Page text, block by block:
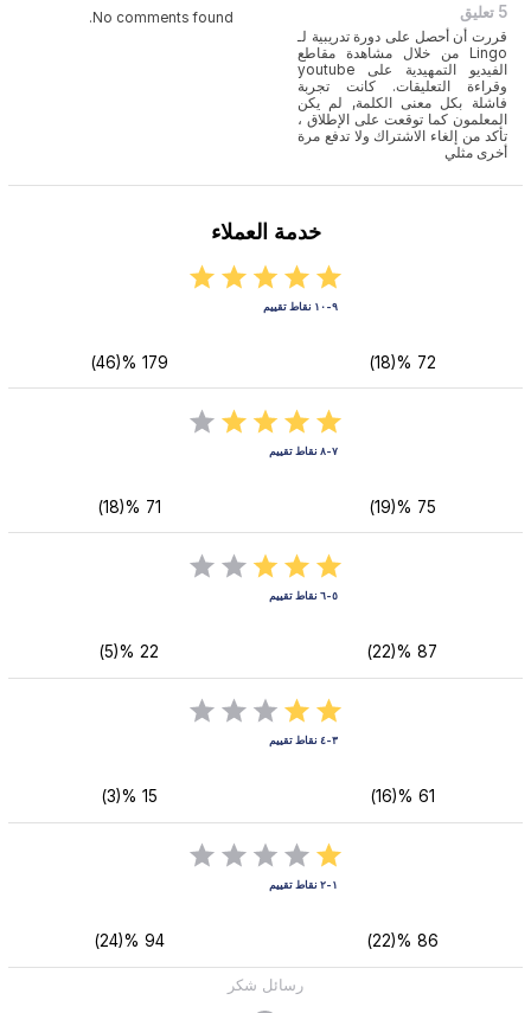
5 تعليق
قررت أن أحصل على دورة تدريبية لـ
Lingo من خلال مشاهدة مقاطع
الفيديو التمهيدية على youtube
وقراءة التعليقات. كانت تجربة
فاشلة بكل معنى الكلمة, لم يكن
المعلمون كما توقعت على الإطلاق ،
تأكد من إلغاء الاشتراك ولا تدفع مرة
أخرى مثلي
No comments found.
خدمة العملاء
72 %(18)
179 %(46)
75 %(19)
71 %(18)
87 %(22)
22 %(5)
61 %(16)
15 %(3)
86 %(22)
94 %(24)
رسائل شكر